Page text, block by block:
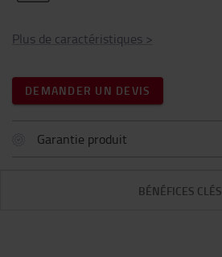
Plus de caractéristiques >
DEMANDER UN DEVIS
Garantie produit
BÉNÉFICES CLÉS